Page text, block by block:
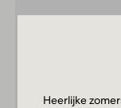
Heerlijke